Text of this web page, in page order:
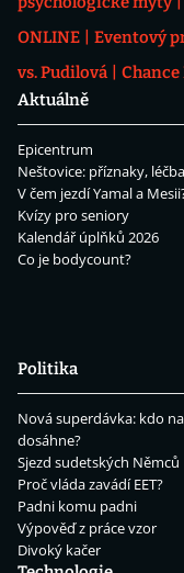
ONLINE
Eventový
vs. Pudilová
Chance
Aktuálně
Epicentrum
Neštovice: příznaky, léčba
V čem jezdí Yamal a
Kvízy pro seniory
Kalendář úplňků 2026
Co je bodycount?
Politika
Nová superdávka: kdo
dosáhne?
Sjezd sudetských Němců
Proč vláda zavádí EET?
Padni komu padni
Výpověď z práce vzor
Divoký kačer